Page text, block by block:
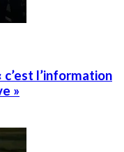
c’est l’information
»